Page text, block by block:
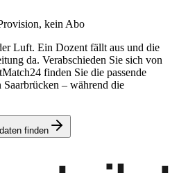
kein Abo
Luft. Ein Dozent fällt aus und die
da. Verabschieden Sie sich von
finden Sie die passende
– während die
finden